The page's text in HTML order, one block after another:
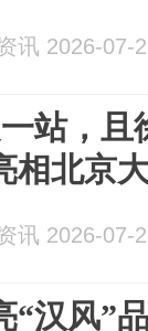
讯 2026-07-
站，且
相北京
讯 2026-07-
“汉风”